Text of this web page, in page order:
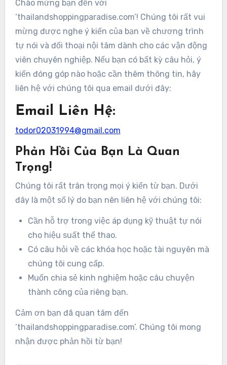
Chào mừng bạn đến với
‘thailandshoppingparadise.com’! Chúng tôi rất vui
mừng được nghe ý kiến của bạn về chương trình
tự nói và đối thoại nội tâm dành cho các vận động
viên chuyên nghiệp. Nếu bạn có bất kỳ câu hỏi, ý
kiến đóng góp nào hoặc cần thêm thông tin, hãy
liên hệ với chúng tôi qua email dưới đây:
Email Liên Hệ:
todor02031994@gmail.com
Phản Hồi Của Bạn Là Quan
Trọng!
Chúng tôi rất trân trọng mọi ý kiến từ bạn. Dưới
đây là một số lý do bạn nên liên hệ với chúng tôi:
Cần hỗ trợ trong việc áp dụng kỹ thuật tự nói
cho hiệu suất thể thao.
Có câu hỏi về các khóa học hoặc tài nguyên mà
chúng tôi cung cấp.
Muốn chia sẻ kinh nghiệm hoặc câu chuyện
thành công của riêng bạn.
Cảm ơn bạn đã quan tâm đến
‘thailandshoppingparadise.com’. Chúng tôi mong
nhận được phản hồi từ bạn!